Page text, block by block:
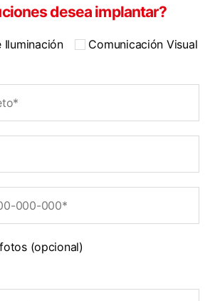
desea implantar?
Iluminación
Comunicación Visual
(opcional)